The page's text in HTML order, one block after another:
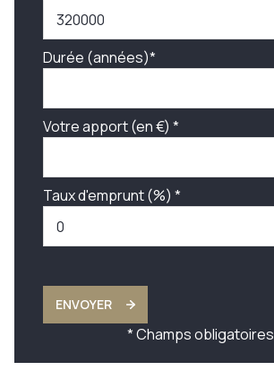
Durée (années)*
Votre apport (en €) *
Taux d'emprunt (%) *
ENVOYER
* Champs obligatoires